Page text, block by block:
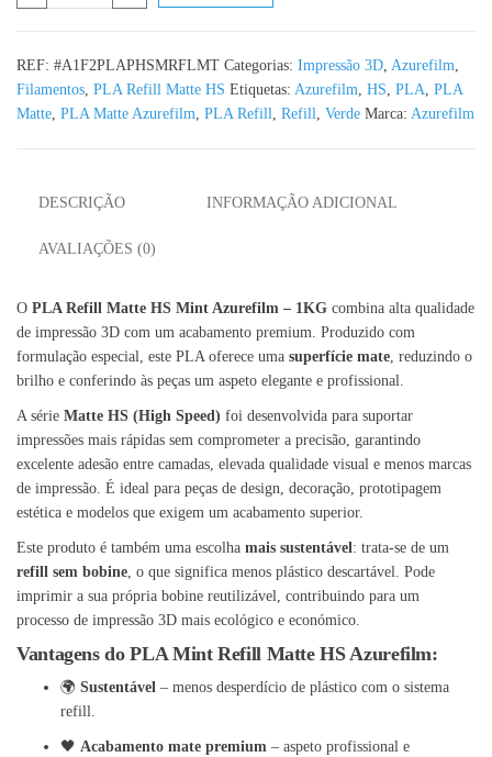
REF: #A1F2PLAPHSMRFLMT Categorias: Impressão 3D Azurefilm
Filamentos PLA Refill Matte HS Etiquetas: Azurefilm HS PLA PLA
Matte PLA Matte Azurefilm PLA Refill Refill Verde Marca: Azurefilm
DESCRIÇÃO INFORMAÇÃO ADICIONAL
AVALIAÇÕES (0)
O PLA Refill Matte HS Mint Azurefilm – 1KG combina alta qualidade
de impressão 3D com um acabamento premium. Produzido com
formulação especial, este PLA oferece uma superfície mate, reduzindo o
brilho e conferindo às peças um aspeto elegante e profissional.
A série Matte HS (High Speed) foi desenvolvida para suportar
impressões mais rápidas sem comprometer a precisão, garantindo
excelente adesão entre camadas, elevada qualidade visual e menos marcas
de impressão. É ideal para peças de design, decoração, prototipagem
estética e modelos que exigem um acabamento superior.
Este produto é também uma escolha mais sustentável: trata-se de um
refill sem bobine, o que significa menos plástico descartável. Pode
imprimir a sua própria bobine reutilizável, contribuindo para um
processo de impressão 3D mais ecológico e económico.
Vantagens do PLA Mint Refill Matte HS Azurefilm:
🌍 Sustentável – menos desperdício de plástico com o sistema
refill.
🖤 Acabamento mate premium – aspeto profissional e